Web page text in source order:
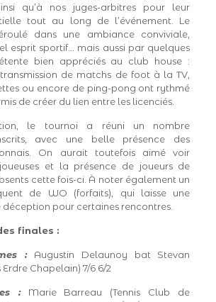
qu’à nos juges-arbitres pour leur
tout au long de l’événement. Le
dans une ambiance conviviale,
esprit sportif… mais aussi par quelques
bien appréciés au club house :
de matchs de foot à la TV,
ou encore de ping-pong ont rythmé
de créer du lien entre les licenciés.
le tournoi a réuni un nombre
avec une belle présence des
On aurait toutefois aimé voir
et la présence de joueurs de
cette fois-ci. À noter également un
de WO (forfaits), qui laisse une
pour certaines rencontres.
finales :
: Augustin Delaunoy bat Stevan
Erdre Chapelain) 7/6 6/2
:Marie Barreau (Tennis Club de